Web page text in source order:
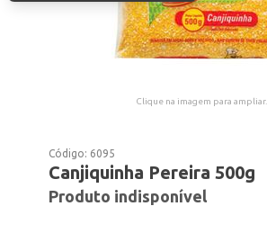
Clique na imagem para ampliar.
Código: 6095
Canjiquinha Pereira 500g
Produto indisponível